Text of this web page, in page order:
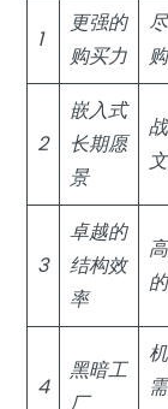
1
更强的
购买力
2
嵌入式
长期愿
景
3
卓越的
结构效
率
4
黑暗工